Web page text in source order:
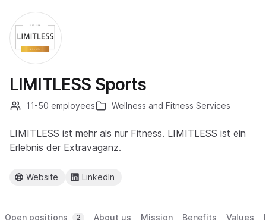
LIMITLESS Sports
11-50 employees Wellness and Fitness Services
LIMITLESS ist mehr als nur Fitness. LIMITLESS ist ein
Erlebnis der Extravaganz.
Website LinkedIn
Open positions 2 About us Mission Benefits Values